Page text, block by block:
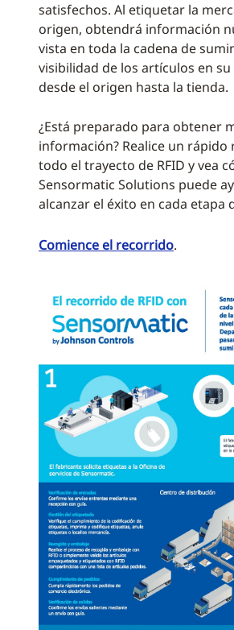
satisfechos. Al etiquetar la
origen, obtendrá información
vista en toda la cadena de
visibilidad de los artículos en
desde el origen hasta la tienda.
¿Está preparado para obtener
información? Realice un
todo el trayecto de RFID y vea
Sensormatic Solutions puede
alcanzar el éxito en cada etapa
Comience el recorrido.